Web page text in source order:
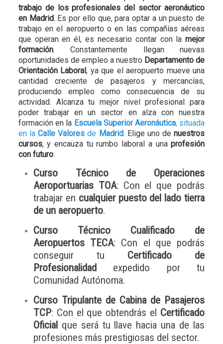
trabajo de los profesionales del sector aeronáutico
en Madrid. Es por ello que, para optar a un puesto de
trabajo en el aeropuerto o en las compañías aéreas
que operan en él, es necesario contar con lamejor
formación. Constantemente llegan nuevas
oportunidades de empleo a nuestro Departamento de
Orientación Laboral, ya que el aeropuerto mueve una
cantidad creciente de pasajeros y mercancías,
produciendo empleo como consecuencia de su
actividad. Alcanza tu mejor nivel profesional para
poder trabajar en un sector en alza con nuestra
formación en la Escuela Superior Aeronáutica, situada
en laCalle Valoresde Madrid. Elige uno denuestros
cursos, y encauza tu rumbo laboral a unaprofesión
con futuro:
Curso Técnico de Operaciones
Aeroportuarias TOA: Con el que podrás
trabajar en cualquier puesto del lado tierra
de un aeropuerto.
Curso Técnico Cualificado de
Aeropuertos TECA: Con el que podrás
conseguir tu Certificado de
Profesionalidadexpedido por tu
Comunidad Autónoma.
Curso Tripulante de Cabina de Pasajeros
TCP: Con el que obtendrás el Certificado
Oficial que será tu llave hacia una de las
profesiones más prestigiosas del sector.